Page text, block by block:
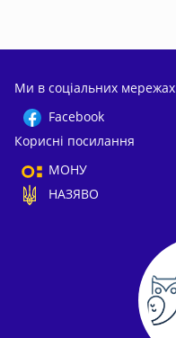
Ми в соціальних мережах
Facebook
Корисні посилання
МОНУ
НАЗЯВО